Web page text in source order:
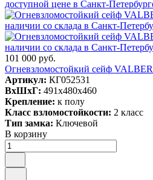
101 000 руб.
Огневзломостойкий сейф
Артикул: КГ052531
ВxШxГ: 491x480x460
Крепление: к полу
Класс взломостойкости: 2 класс
Тип замка: Ключевой
В корзину